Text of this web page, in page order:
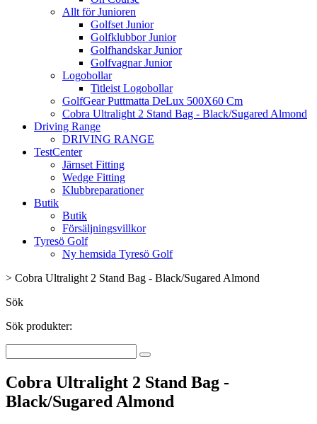
Allt för Junioren
Golfset Junior
Golfklubbor Junior
Golfhandskar Junior
Golfvagnar Junior
Logobollar
Titleist Logobollar
GolfGear Puttmatta DeLux 500X60 Cm
Cobra Ultralight 2 Stand Bag - Black/Sugared Almond
Driving Range
DRIVING RANGE
TestCenter
Järnset Fitting
Wedge Fitting
Klubbreparationer
Butik
Butik
Försäljningsvillkor
Tyresö Golf
Ny hemsida Tyresö Golf
> Cobra Ultralight 2 Stand Bag - Black/Sugared Almond
Sök
Sök produkter:
Cobra Ultralight 2 Stand Bag -
Black/Sugared Almond